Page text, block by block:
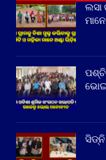
ଲସା
ସିଡ୍‌ନି